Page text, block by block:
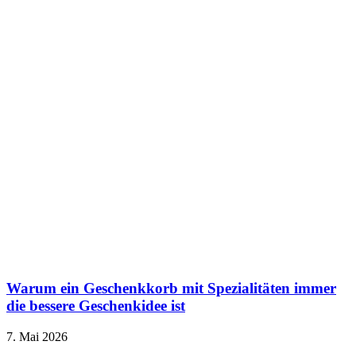
Warum ein Geschenkkorb mit Spezialitäten immer
die bessere Geschenkidee ist
7. Mai 2026